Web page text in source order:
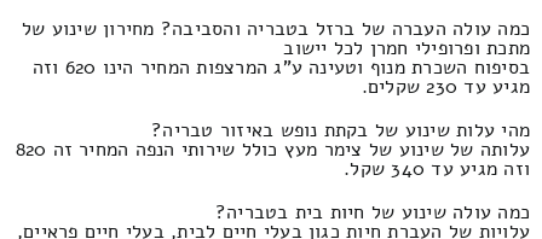
כמה עולה העברה של ברזל בטבריה והסביבה? מחירון שינוע של
מתכת ופרופילי חמרן לכל יישוב
בסיפוח השכרת מנוף וטעינה ע"ג המרצפות המחיר הינו 620 וזה
מגיע עד 230 שקלים.
מהי עלות שינוע של בקתת נופש באיזור טבריה?
עלותה של שינוע של צימר מעץ כולל שירותי הנפה המחיר זה 820
וזה מגיע עד 340 שקל.
כמה עולה שינוע של חיות בית בטבריה?
עלויות של העברת חיות כגון בעלי חיים לבית, בעלי חיים פראיים,